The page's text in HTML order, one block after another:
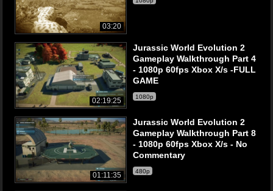
03:20
02:19:25
Jurassic World Evolution 2
Gameplay Walkthrough Part 4
- 1080p 60fps Xbox X/s -FULL
GAME
1080p
01:11:35
Jurassic World Evolution 2
Gameplay Walkthrough Part 8
- 1080p 60fps Xbox X/s - No
Commentary
480p